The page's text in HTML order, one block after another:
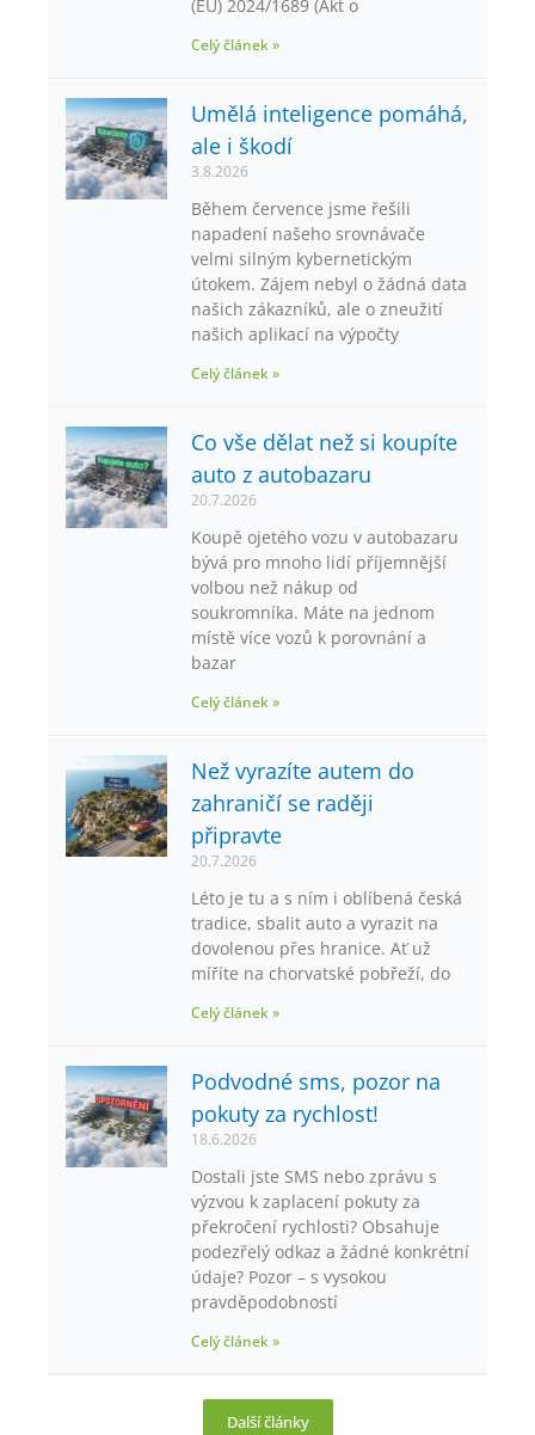
(EU) 2024/1689 (Akt o
Celý článek »
Umělá inteligence pomáhá,
ale i škodí
3.8.2026
Během července jsme řešili
napadení našeho srovnávače
velmi silným kybernetickým
útokem. Zájem nebyl o žádná data
našich zákazníků, ale o zneužití
našich aplikací na výpočty
Celý článek »
Co vše dělat než si koupíte
auto z autobazaru
20.7.2026
Koupě ojetého vozu v autobazaru
bývá pro mnoho lidí příjemnější
volbou než nákup od
soukromníka. Máte na jednom
místě více vozů k porovnání a
bazar
Celý článek »
Než vyrazíte autem do
zahraničí se raději
připravte
20.7.2026
Léto je tu a s ním i oblíbená česká
tradice, sbalit auto a vyrazit na
dovolenou přes hranice. Ať už
míříte na chorvatské pobřeží, do
Celý článek »
Podvodné sms, pozor na
pokuty za rychlost!
18.6.2026
Dostali jste SMS nebo zprávu s
výzvou k zaplacení pokuty za
překročení rychlosti? Obsahuje
podezřelý odkaz a žádné konkrétní
údaje? Pozor – s vysokou
pravděpodobností
Celý článek »
Další články